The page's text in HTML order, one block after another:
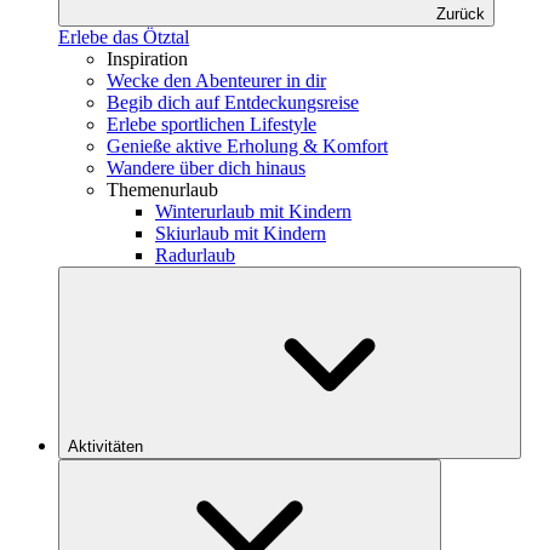
Zurück
Erlebe das Ötztal
Inspiration
Wecke den Abenteurer in dir
Begib dich auf Entdeckungsreise
Erlebe sportlichen Lifestyle
Genieße aktive Erholung & Komfort
Wandere über dich hinaus
Themenurlaub
Winterurlaub mit Kindern
Skiurlaub mit Kindern
Radurlaub
Aktivitäten